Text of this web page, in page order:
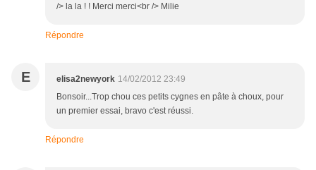
/> la la ! ! Merci merci<br /> Milie
Répondre
E elisa2newyork 14/02/2012 23:49
Bonsoir...Trop chou ces petits cygnes en pâte à choux, pour
un premier essai, bravo c'est réussi.
Répondre